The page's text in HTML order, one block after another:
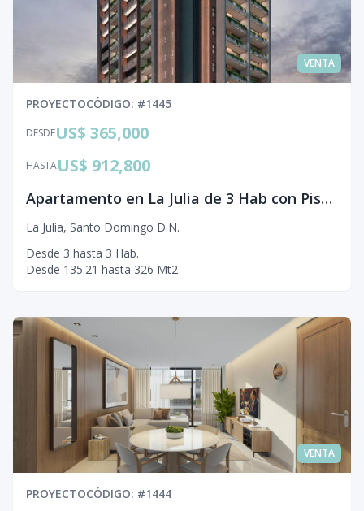
VENTA
PROYECTOCÓDIGO: #1445
DESDEUS$ 365,000
HASTAUS$ 912,800
Apartamento en La Julia de 3 Hab con Piscina Vista al Mar y Golf
La Julia, Santo Domingo D.N.
Desde 3 hasta 3 Hab.
Desde 135.21 hasta 326 Mt2
VENTA
PROYECTOCÓDIGO: #1444